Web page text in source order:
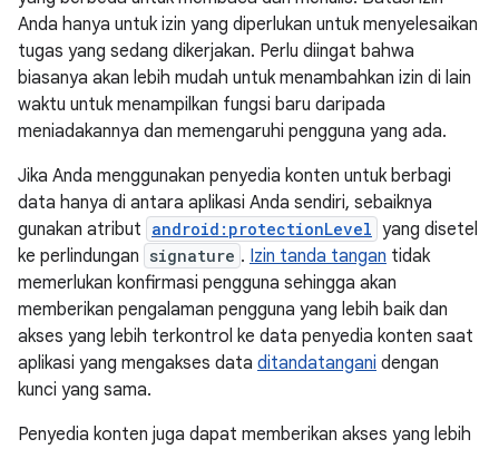
Anda hanya untuk izin yang diperlukan untuk menyelesaikan
tugas yang sedang dikerjakan. Perlu diingat bahwa
biasanya akan lebih mudah untuk menambahkan izin di lain
waktu untuk menampilkan fungsi baru daripada
meniadakannya dan memengaruhi pengguna yang ada.
Jika Anda menggunakan penyedia konten untuk berbagi
data hanya di antara aplikasi Anda sendiri, sebaiknya
gunakan atribut android:protectionLevel yang disetel
ke perlindungan signature . Izin tanda tangan tidak
memerlukan konfirmasi pengguna sehingga akan
memberikan pengalaman pengguna yang lebih baik dan
akses yang lebih terkontrol ke data penyedia konten saat
aplikasi yang mengakses data ditandatangani dengan
kunci yang sama.
Penyedia konten juga dapat memberikan akses yang lebih